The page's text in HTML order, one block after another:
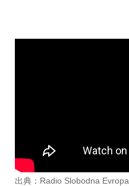
出典：Radio Slobodna Evropa